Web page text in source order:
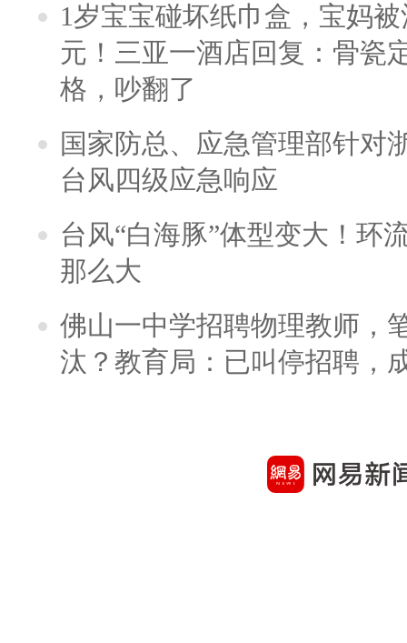
1岁宝宝碰坏纸巾盒，宝妈
元！三亚一酒店回复：骨瓷
格，吵翻了
国家防总、应急管理部针对
台风四级应急响应
台风“白海豚”体型变大！环
那么大
佛山一中学招聘物理教师，
汰？教育局：已叫停招聘，